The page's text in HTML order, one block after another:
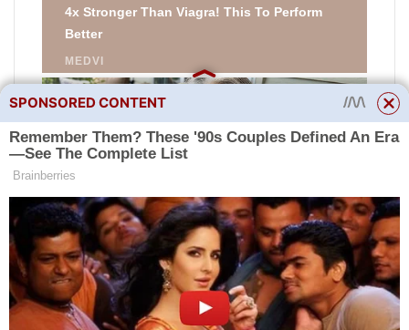
SPONSORED CONTENT